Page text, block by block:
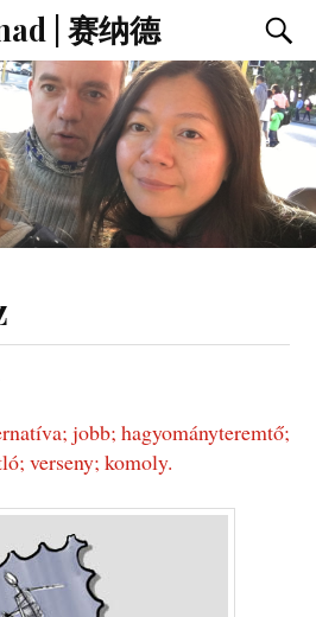
| 赛纳德
jobb; hagyományteremtő;
verseny; komoly.